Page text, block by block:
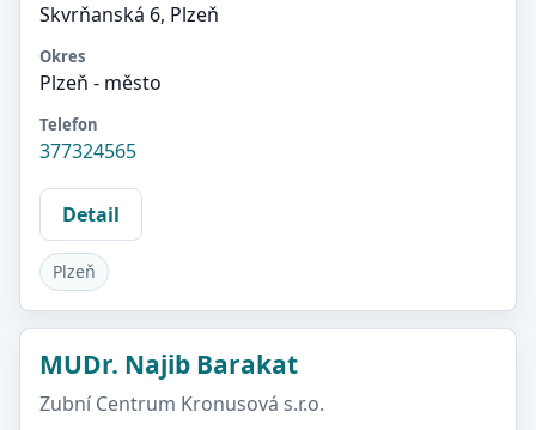
Skvrňanská 6, Plzeň
Okres
Plzeň - město
Telefon
377324565
Detail
Plzeň
MUDr. Najib Barakat
Zubní Centrum Kronusová s.r.o.